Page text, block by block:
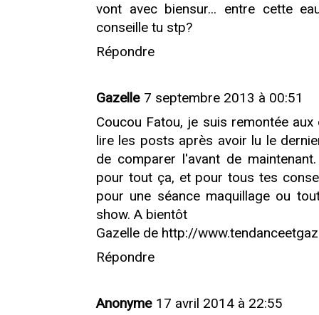
vont avec biensur... entre cette
conseille tu stp?
Répondre
Gazelle 7 septembre 2013 à 00:51
Coucou Fatou, je suis remontée
lire les posts après avoir lu le
de comparer l'avant de
pour tout ça, et pour tous tes
pour une séance maquillage ou
show. A bientôt
Gazelle de http://
Répondre
Anonyme 17 avril 2014 à 22:55